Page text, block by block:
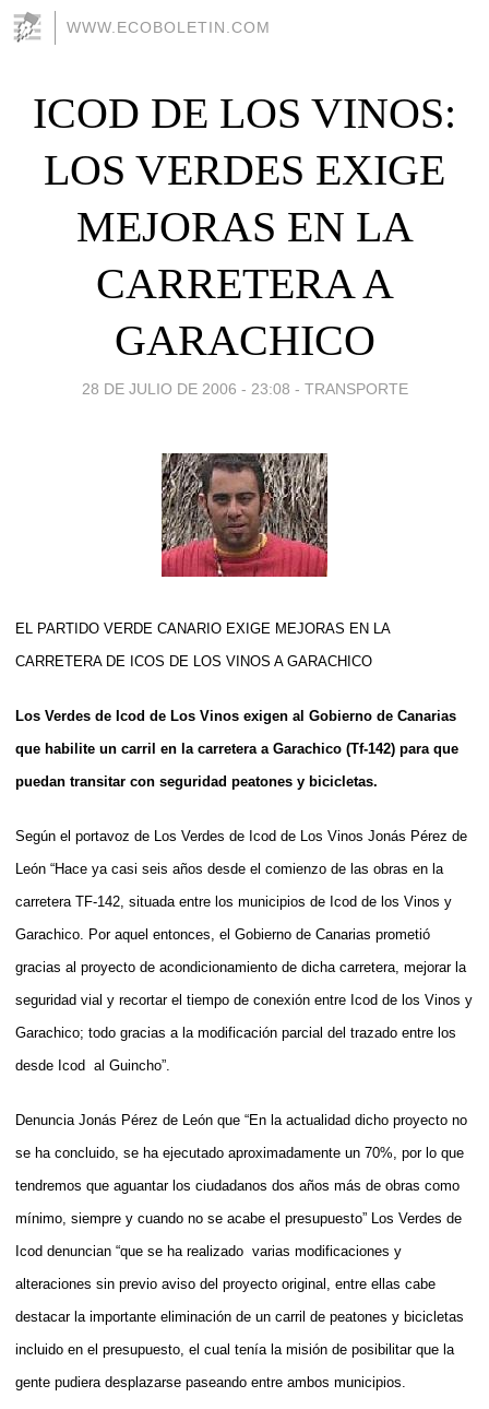
WWW.ECOBOLETIN.COM
ICOD DE LOS VINOS:
LOS VERDES EXIGE
MEJORAS EN LA
CARRETERA A
GARACHICO
28 DE JULIO DE 2006 - 23:08 - TRANSPORTE
EL PARTIDO VERDE CANARIO EXIGE MEJORAS EN LA
CARRETERA DE ICOS DE LOS VINOS A GARACHICO
Los Verdes de Icod de Los Vinos exigen al Gobierno de Canarias
que habilite un carril en la carretera a Garachico (Tf-142) para que
puedan transitar con seguridad peatones y bicicletas.
Según el portavoz de Los Verdes de Icod de Los Vinos Jonás Pérez de
León “Hace ya casi seis años desde el comienzo de las obras en la
carretera TF-142, situada entre los municipios de Icod de los Vinos y
Garachico. Por aquel entonces, el Gobierno de Canarias prometió
gracias al proyecto de acondicionamiento de dicha carretera, mejorar la
seguridad vial y recortar el tiempo de conexión entre Icod de los Vinos y
Garachico; todo gracias a la modificación parcial del trazado entre los
desde Icod al Guincho”.
Denuncia Jonás Pérez de León que “En la actualidad dicho proyecto no
se ha concluido, se ha ejecutado aproximadamente un 70%, por lo que
tendremos que aguantar los ciudadanos dos años más de obras como
mínimo, siempre y cuando no se acabe el presupuesto”
Los Verdes de
Icod denuncian “que se ha realizado varias modificaciones y
alteraciones sin previo aviso del proyecto original, entre ellas cabe
destacar la importante eliminación de un carril de peatones y bicicletas
incluido en el presupuesto, el cual tenía la misión de posibilitar que la
gente pudiera desplazarse paseando entre ambos municipios.